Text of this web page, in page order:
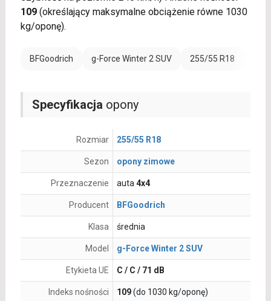
109(określający maksymalne obciążenie równe 1030
kg/oponę).
BFGoodrich g-Force Winter 2 SUV 255/55 R18
Specyfikacja opony
Rozmiar 255/55 R18
Sezon opony zimowe
Przeznaczenie auta 4x4
Producent BFGoodrich
Klasa średnia
Model g-Force Winter 2 SUV
Etykieta UE C / C / 71 dB
Indeks nośności 109(do 1030 kg/oponę)